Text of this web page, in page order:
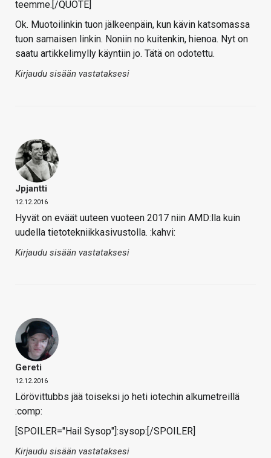
teemme.[/QUOTE]
Ok. Muotoilinkin tuon jälkeenpäin, kun kävin katsomassa
tuon samaisen linkin. Noniin no kuitenkin, hienoa. Nyt on
saatu artikkelimylly käyntiin jo. Tätä on odotettu.
Kirjaudu sisään vastataksesi
Jpjantti
12.12.2016
Hyvät on eväät uuteen vuoteen 2017 niin AMD:lla kuin
uudella tietotekniikkasivustolla. :kahvi:
Kirjaudu sisään vastataksesi
Gereti
12.12.2016
Lörövittubbs jää toiseksi jo heti iotechin alkumetreillä
:comp:
[SPOILER="Hail Sysop"]:sysop:[/SPOILER]
Kirjaudu sisään vastataksesi